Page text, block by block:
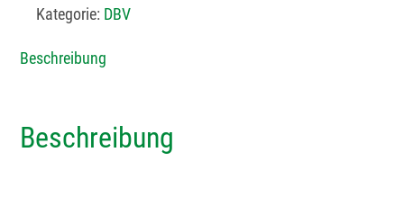
Kategorie: DBV
Beschreibung
Beschreibung